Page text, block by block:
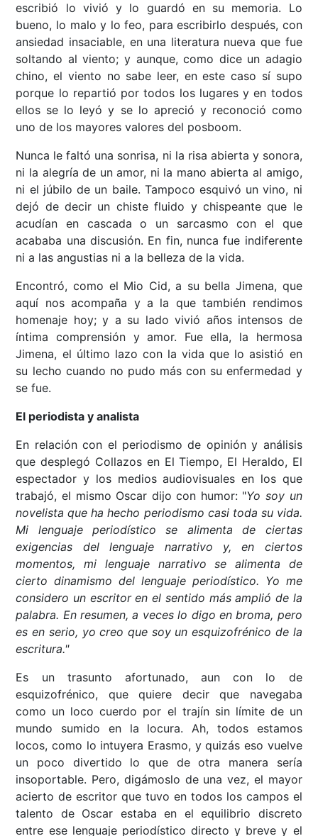
escribió lo vivió y lo guardó en su memoria. Lo
bueno, lo malo y lo feo, para escribirlo después, con
ansiedad insaciable, en una literatura nueva que fue
soltando al viento; y aunque, como dice un adagio
chino, el viento no sabe leer, en este caso sí supo
porque lo repartió por todos los lugares y en todos
ellos se lo leyó y se lo apreció y reconoció como
uno de los mayores valores del posboom.
Nunca le faltó una sonrisa, ni la risa abierta y sonora,
ni la alegría de un amor, ni la mano abierta al amigo,
ni el júbilo de un baile. Tampoco esquivó un vino, ni
dejó de decir un chiste fluido y chispeante que le
acudían en cascada o un sarcasmo con el que
acababa una discusión. En fin, nunca fue indiferente
ni a las angustias ni a la belleza de la vida.
Encontró, como el Mio Cid, a su bella Jimena, que
aquí nos acompaña y a la que también rendimos
homenaje hoy; y a su lado vivió años intensos de
íntima comprensión y amor. Fue ella, la hermosa
Jimena, el último lazo con la vida que lo asistió en
su lecho cuando no pudo más con su enfermedad y
se fue.
El periodista y analista
En relación con el periodismo de opinión y análisis
que desplegó Collazos en El Tiempo, El Heraldo, El
espectador y los medios audiovisuales en los que
trabajó, el mismo Oscar dijo con humor: "Yo soy un
novelista que ha hecho periodismo casi toda su vida.
Mi lenguaje periodístico se alimenta de ciertas
exigencias del lenguaje narrativo y, en ciertos
momentos, mi lenguaje narrativo se alimenta de
cierto dinamismo del lenguaje periodístico. Yo me
considero un escritor en el sentido más amplió de la
palabra. En resumen, a veces lo digo en broma, pero
es en serio, yo creo que soy un esquizofrénico de la
escritura."
Es un trasunto afortunado, aun con lo de
esquizofrénico, que quiere decir que navegaba
como un loco cuerdo por el trajín sin límite de un
mundo sumido en la locura. Ah, todos estamos
locos, como lo intuyera Erasmo, y quizás eso vuelve
un poco divertido lo que de otra manera sería
insoportable. Pero, digámoslo de una vez, el mayor
acierto de escritor que tuvo en todos los campos el
talento de Oscar estaba en el equilibrio discreto
entre ese lenguaje periodístico directo y breve y el